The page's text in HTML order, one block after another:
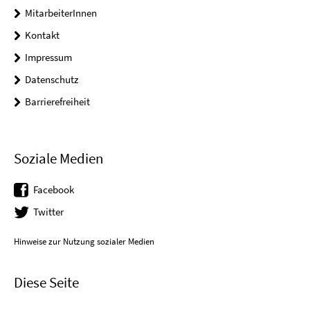
MitarbeiterInnen
Kontakt
Impressum
Datenschutz
Barrierefreiheit
Soziale Medien
Facebook
Twitter
Hinweise zur Nutzung sozialer Medien
Diese Seite